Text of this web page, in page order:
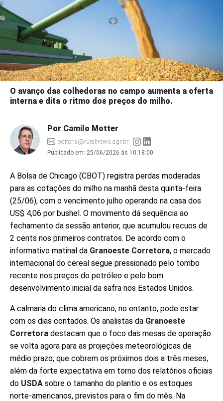
O avanço das colhedoras no campo aumenta a oferta
interna e dita o ritmo dos preços do milho.
Por Camilo Motter
editoria@ruralnews.agr.br
Publicado em: 25/06/2026 às 10:18:00
A Bolsa de Chicago (CBOT) registra perdas moderadas
para as cotações do milho na manhã desta quinta-feira
(25/06), com o vencimento julho operando na casa dos
US$ 4,06 por bushel. O movimento dá sequência ao
fechamento da sessão anterior, que acumulou recuos de
2 cents nos primeiros contratos. De acordo com o
informativo matinal da Granoeste Corretora, o mercado
internacional do cereal segue pressionado pelo tombo
recente nos preços do petróleo e pelo bom
desenvolvimento inicial da safra nos Estados Unidos.
A calmaria do clima americano, no entanto, pode estar
com os dias contados. Os analistas da Granoeste
Corretora destacam que o foco das mesas de operação
se volta agora para as projeções meteorológicas de
médio prazo, que cobrem os próximos dois a três meses,
além da forte expectativa em torno dos relatórios oficiais
do USDA sobre o tamanho do plantio e os estoques
norte-americanos, previstos para o fim do mês. Na